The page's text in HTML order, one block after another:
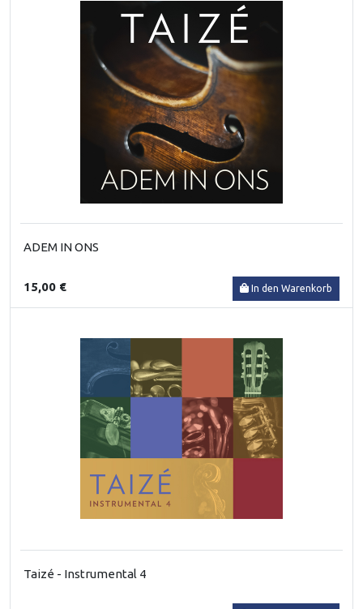
ADEM IN ONS
15,00 € In den Warenkorb
Taizé - Instrumental 4